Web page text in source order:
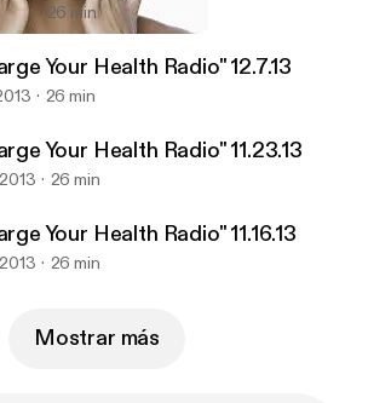
Center
26 min
Your Health Radio" 12.7.13
26 min
Your Health Radio" 11.23.13
26 min
Your Health Radio" 11.16.13
26 min
Mostrar más